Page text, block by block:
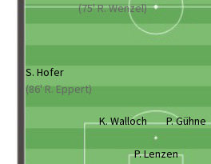
(75' R. Wenzel)
S. Hofer
(86' R. Eppert)
K. Walloch P. Gühne
P. Lenzen